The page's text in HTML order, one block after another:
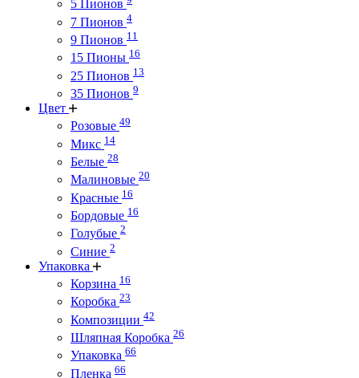
5 Пионов
7 Пионов 4
9 Пионов 11
15 Пионы 16
25 Пионов 13
35 Пионов 9
Цвет
Розовые 49
Микс 14
Белые 28
Малиновые 20
Красные 16
Бордовые 16
Голубые 2
Синие 2
Упаковка
Корзина 16
Коробка 23
Композиции 42
Шляпная Коробка 26
Упаковка 66
Пленка 66